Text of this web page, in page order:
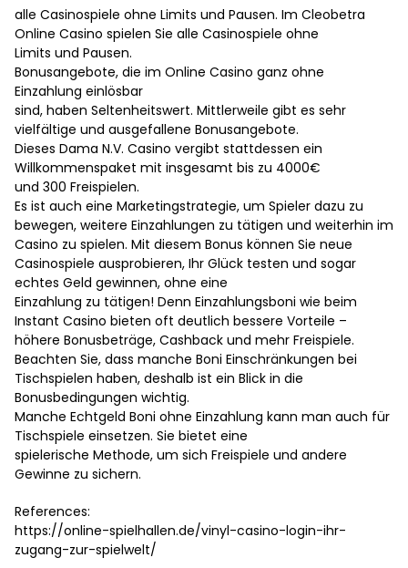
alle Casinospiele ohne Limits und Pausen. Im Cleobetra
Online Casino spielen Sie alle Casinospiele ohne
Limits und Pausen.
Bonusangebote, die im Online Casino ganz ohne
Einzahlung einlösbar
sind, haben Seltenheitswert. Mittlerweile gibt es sehr
vielfältige und ausgefallene Bonusangebote.
Dieses Dama N.V. Casino vergibt stattdessen ein
Willkommenspaket mit insgesamt bis zu 4000€
und 300 Freispielen.
Es ist auch eine Marketingstrategie, um Spieler dazu zu
bewegen, weitere Einzahlungen zu tätigen und weiterhin im
Casino zu spielen. Mit diesem Bonus können Sie neue
Casinospiele ausprobieren, Ihr Glück testen und sogar
echtes Geld gewinnen, ohne eine
Einzahlung zu tätigen! Denn Einzahlungsboni wie beim
Instant Casino bieten oft deutlich bessere Vorteile –
höhere Bonusbeträge, Cashback und mehr Freispiele.
Beachten Sie, dass manche Boni Einschränkungen bei
Tischspielen haben, deshalb ist ein Blick in die
Bonusbedingungen wichtig.
Manche Echtgeld Boni ohne Einzahlung kann man auch für
Tischspiele einsetzen. Sie bietet eine
spielerische Methode, um sich Freispiele und andere
Gewinne zu sichern.
References:
https://online-spielhallen.de/vinyl-casino-login-ihr-
zugang-zur-spielwelt/